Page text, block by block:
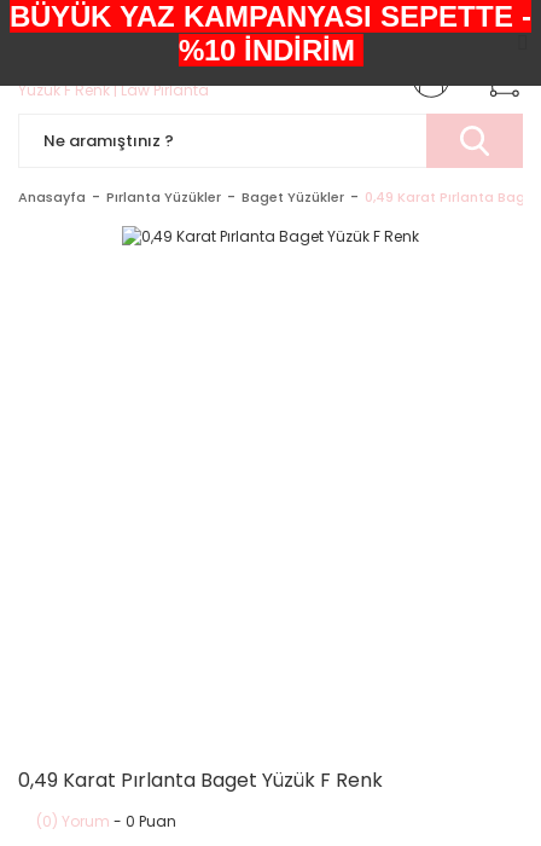
+90552 303 05 29
Anasayfa Pırlanta Yüzükler Baget Yüzükler 0,49 Karat Pırlanta Baget
0,49 Karat Pırlanta Baget Yüzük F Renk
(0) Yorum - 0 Puan
BÜYÜK YAZ KAMPANYASI SEPETTE -
%10 İNDİRİM